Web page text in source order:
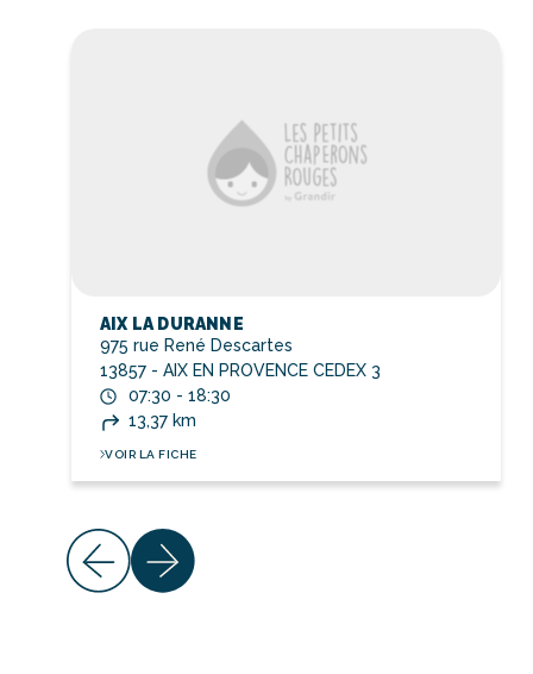
AIX LA DURANNE
975 rue René Descartes
13857 - AIX EN PROVENCE CEDEX 3
07:30 - 18:30
13,37 km
VOIR LA FICHE